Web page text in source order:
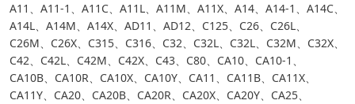
A11、A11-1、A11C、A11L、A11M、A11X、A14、A14-1、A14C、
A14L、A14M、A14X、AD11、AD12、C125、C26、C26L、
C26M、C26X、C315、C316、C32、C32L、C32L、C32M、C32X、
C42、C42L、C42M、C42X、C43、C80、CA10、CA10-1、
CA10B、CA10R、CA10X、CA10Y、CA11、CA11B、CA11X、
CA11Y、CA20、CA20B、CA20R、CA20X、CA20Y、CA25、